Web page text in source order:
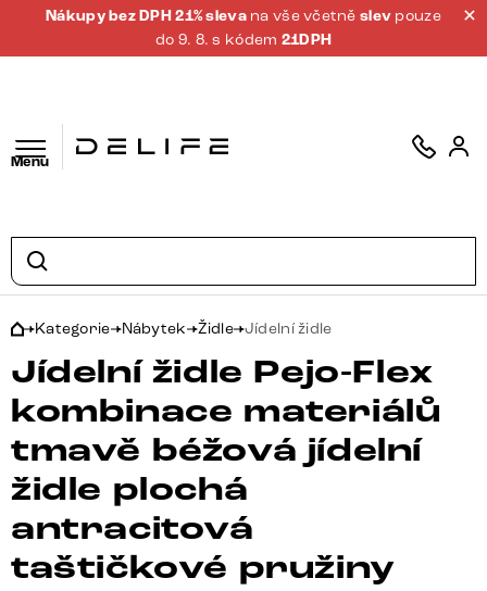
Nákupy bez DPH 21% sleva na vše včetněslev pouze
do 9. 8. s kódem 21DPH
Menu
Kategorie Nábytek Židle Jídelní židle
Jídelní židle Pejo-Flex
kombinace materiálů
tmavě béžová jídelní
židle plochá
antracitová
taštičkové pružiny